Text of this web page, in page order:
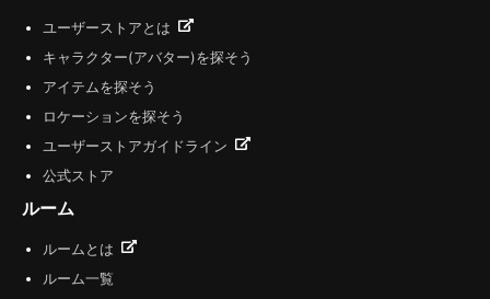
ユーザーストアとは
キャラクター(アバター)を探そう
アイテムを探そう
ロケーションを探そう
ユーザーストアガイドライン
公式ストア
ルーム
ルームとは
ルーム一覧